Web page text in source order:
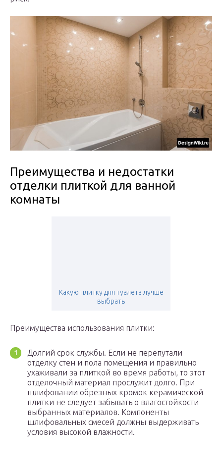
Преимущества и недостатки
отделки плиткой для ванной
комнаты
Какую плитку для туалета лучше
выбрать
Преимущества использования плитки:
Долгий срок службы. Если не перепутали
отделку стен и пола помещения и правильно
ухаживали за плиткой во время работы, то этот
отделочный материал прослужит долго. При
шлифовании обрезных кромок керамической
плитки не следует забывать о влагостойкости
выбранных материалов. Компоненты
шлифовальных смесей должны выдерживать
условия высокой влажности.